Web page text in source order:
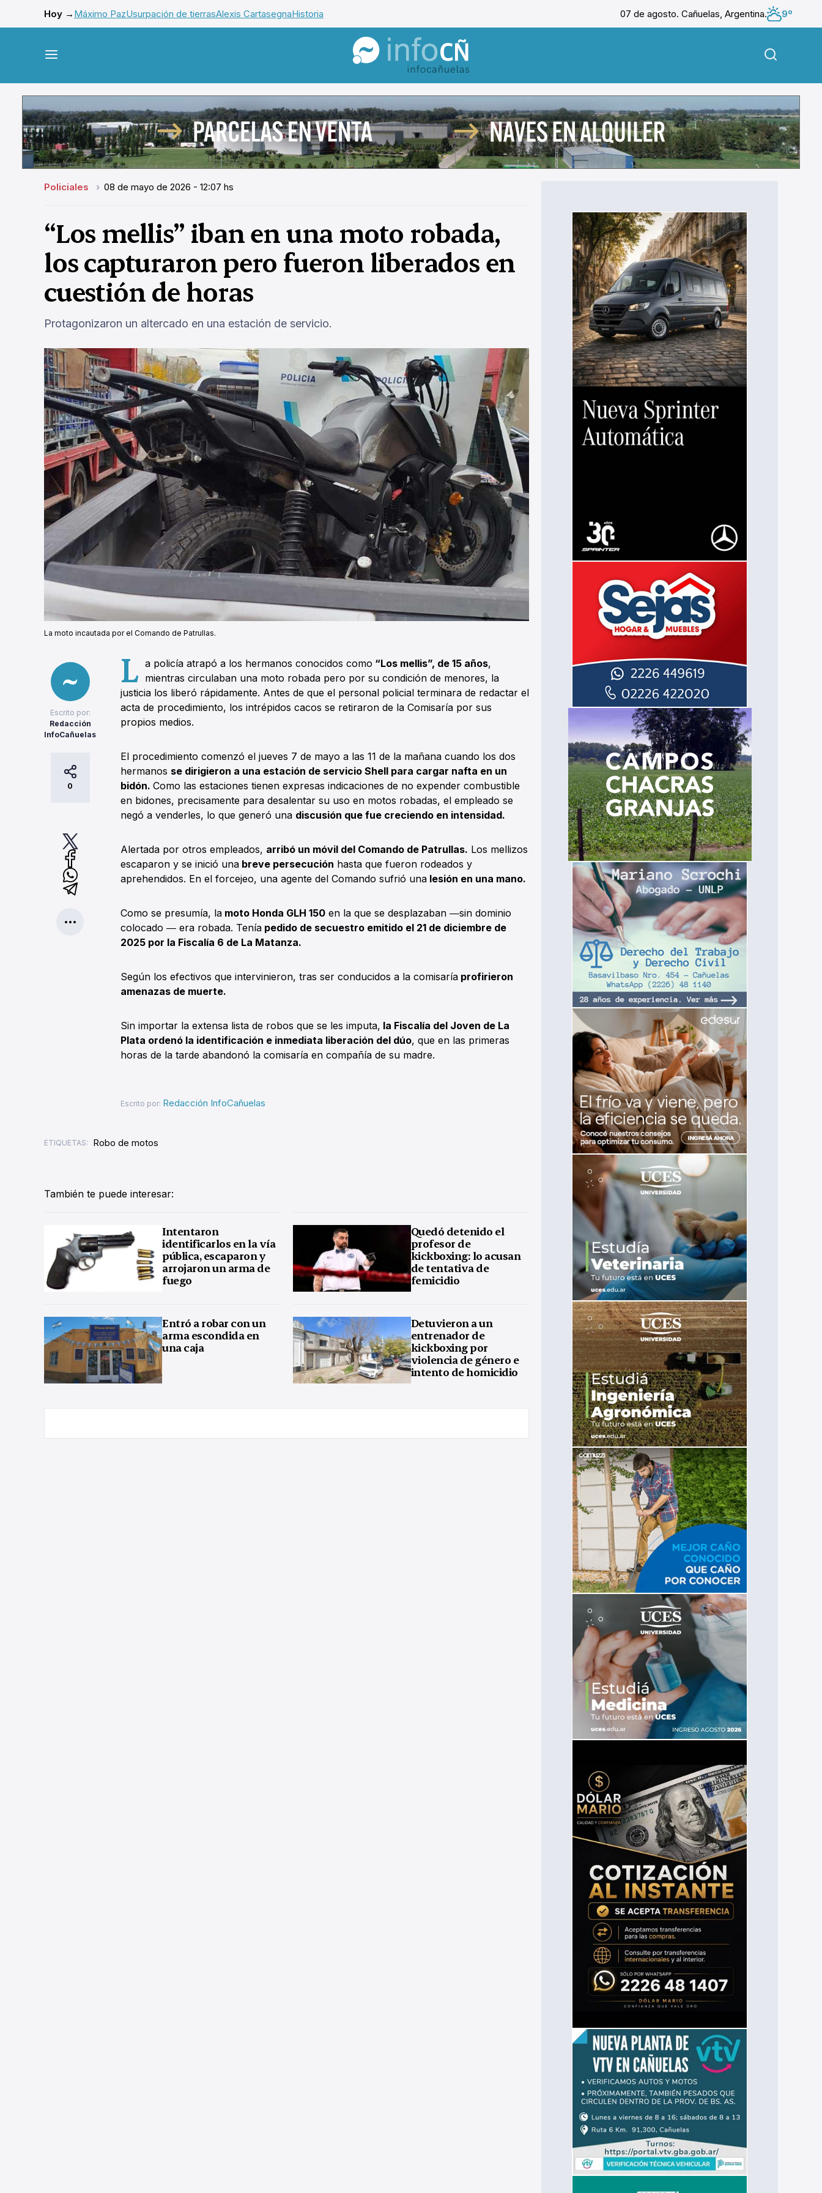
Hoy → Máximo PazUsurpación de tierrasAlexis CartasegnaHistoria 07 de agosto. Cañuelas, Argentina.
9º
InfoCañuelas
Policiales 08 de mayo de 2026 - 12:07 hs
“Los mellis” iban en una moto robada,
los capturaron pero fueron liberados en
cuestión de horas
Protagonizaron un altercado en una estación de servicio.
La moto incautada por el Comando de Patrullas.
Escrito por:
Redacción
InfoCañuelas
0
L a policía atrapó a los hermanos conocidos como “Los mellis”, de 15 años,
mientras circulaban una moto robada pero por su condición de menores, la
justicia los liberó rápidamente. Antes de que el personal policial terminara de redactar el
acta de procedimiento, los intrépidos cacos se retiraron de la Comisaría por sus
propios medios.
El procedimiento comenzó el jueves 7 de mayo a las 11 de la mañana cuando los dos
hermanos se dirigieron a una estación de servicio Shell para cargar nafta en un
bidón. Como las estaciones tienen expresas indicaciones de no expender combustible
en bidones, precisamente para desalentar su uso en motos robadas, el empleado se
negó a venderles, lo que generó una discusión que fue creciendo en intensidad.
Alertada por otros empleados, arribó un móvil del Comando de Patrullas. Los mellizos
escaparon y se inició una breve persecución hasta que fueron rodeados y
aprehendidos. En el forcejeo, una agente del Comando sufrió una lesión en una mano.
Como se presumía, la moto Honda GLH 150 en la que se desplazaban ―sin dominio
colocado ― era robada. Tenía pedido de secuestro emitido el 21 de diciembre de
2025 por la Fiscalía 6 de La Matanza.
Según los efectivos que intervinieron, tras ser conducidos a la comisaría profirieron
amenazas de muerte.
Sin importar la extensa lista de robos que se les imputa, la Fiscalía del Joven de La
Plata ordenó la identificación e inmediata liberación del dúo, que en las primeras
horas de la tarde abandonó la comisaría en compañía de su madre.
Escrito por: Redacción InfoCañuelas
ETIQUETAS: Robo de motos
También te puede interesar:
Intentaron
identificarlos en la vía
pública, escaparon y
arrojaron un arma de
fuego
Quedó detenido el
profesor de
kickboxing: lo acusan
de tentativa de
femicidio
Entró a robar con un
arma escondida en
una caja
Detuvieron a un
entrenador de
kickboxing por
violencia de género e
intento de homicidio